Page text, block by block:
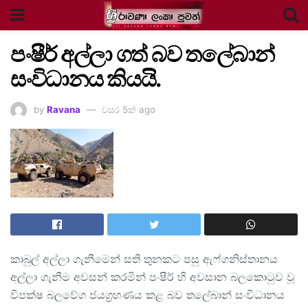
පංෂීර් අල්ලා ගත් බව තලේබාන්
සංවිධානය කියයි.
by Ravana වසර 5ක් ago
කාබුල් අල්ලා ගැනීමෙන් සති තුනකට පසු ඇෆ්ගනිස්තානය
අල්ලා ගැනීම අවසන් කරමින් පංෂීර් හි අවසාන බලකොටුව වූ
විපක්ෂ බලවේග ජයග්‍රහණය කළ බව තලේබාන් සංවිධානය